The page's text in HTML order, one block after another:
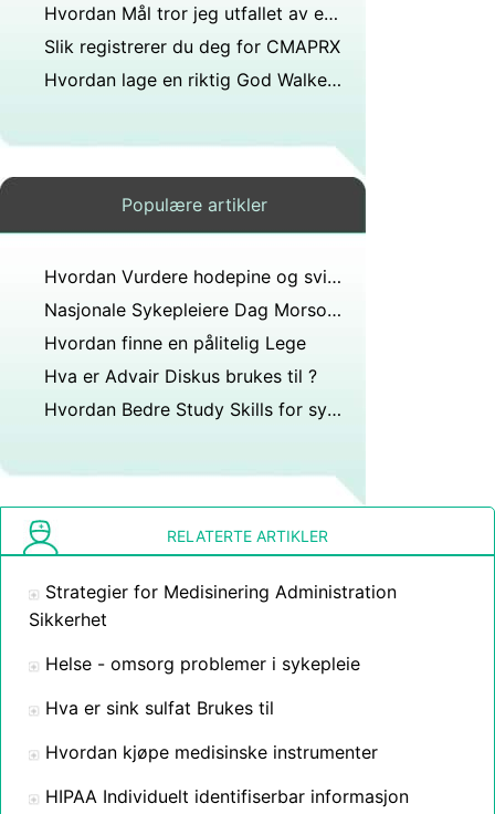
Hvordan Mål tror jeg utfallet av en kunnskapsbasert praksis ?
Slik registrerer du deg for CMAPRX
Hvordan lage en riktig God Walker mer komfortabel
Populære artikler
Hvordan Vurdere hodepine og svimmelhet
Nasjonale Sykepleiere Dag Morsomme fakta
Hvordan finne en pålitelig Lege
Hva er Advair Diskus brukes til ?
Hvordan Bedre Study Skills for sykepleierstudenter
RELATERTE ARTIKLER
Strategier for Medisinering Administration
Sikkerhet
Helse - omsorg problemer i sykepleie
Hva er sink sulfat Brukes til
Hvordan kjøpe medisinske instrumenter
HIPAA Individuelt identifiserbar informasjon